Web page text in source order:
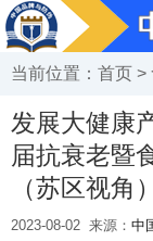
当前位置： 首页 >
发展大健康
届抗衰老暨
（苏区视角
2023-08-02 来源： 中